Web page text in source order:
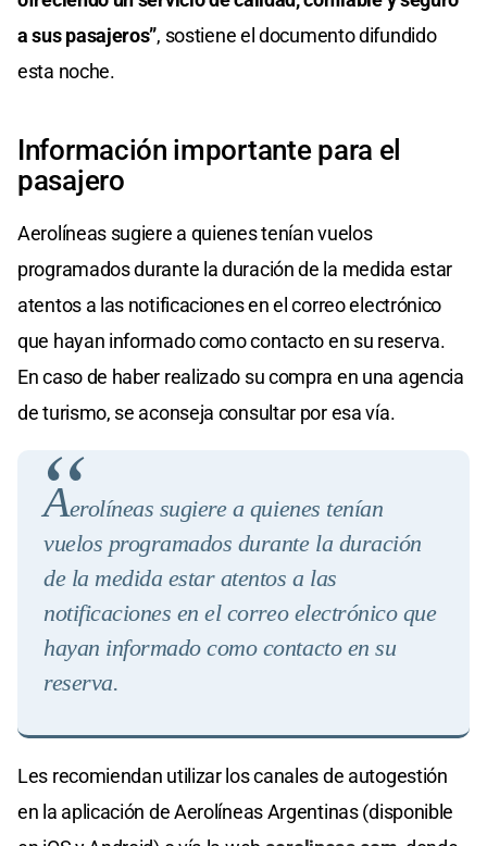
a sus pasajeros”, sostiene el documento difundido
esta noche.
Información importante para el
pasajero
Aerolíneas sugiere a quienes tenían vuelos
programados durante la duración de la medida estar
atentos a las notificaciones en el correo electrónico
que hayan informado como contacto en su reserva.
En caso de haber realizado su compra en una agencia
de turismo, se aconseja consultar por esa vía.
Aerolíneas sugiere a quienes tenían
vuelos programados durante la duración
de la medida estar atentos a las
notificaciones en el correo electrónico que
hayan informado como contacto en su
reserva.
Les recomiendan utilizar los canales de autogestión
en la aplicación de Aerolíneas Argentinas (disponible